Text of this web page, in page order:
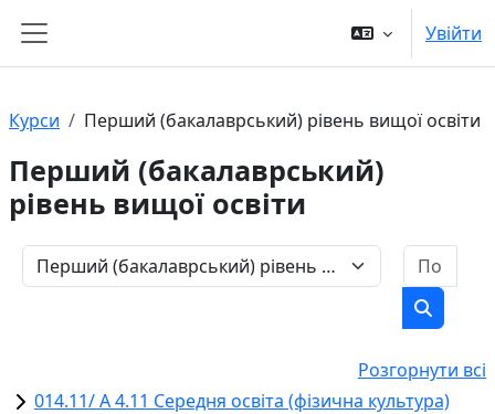
Бокова панель
Увійти
Курси Перший (бакалаврський) рівень вищої освіти
Перший (бакалаврський)
рівень вищої освіти
Категорії курсів
Пошук
Розгорнути всі
014.11/ А 4.11 Середня освіта (фізична культура)